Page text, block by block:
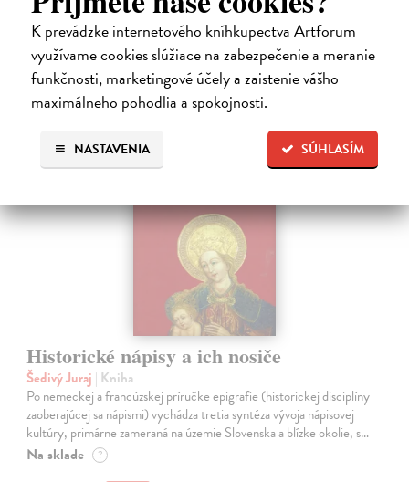
K prevádzke internetového kníhkupectva Artforum
využívame cookies slúžiace na zabezpečenie a meranie
funkčnosti, marketingové účely a zaistenie vášho
maximálneho pohodlia a spokojnosti.
SÚHLASÍM
NASTAVENIA
Na sklade ?
23,66 €
24,90 €
na sklade
Historické nápisy a ich nosiče
Šedivý Juraj | Kniha
Po nemeckej a francúzskej príručke epigrafie (historickej disciplíny
zaoberajúcej sa nápismi) vychádza tretia syntéza vývoja nápisovej
kultúry, primárne zameraná na územie Slovenska a blízke okolie, s…
Na sklade ?